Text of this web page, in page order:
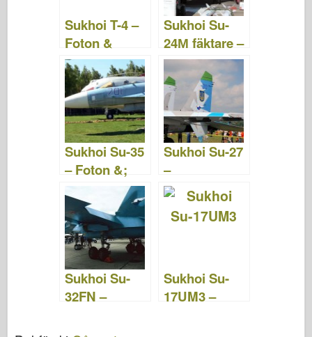
Sukhoi T-4 –
Foton &
Videor
Sukhoi Su-
24М fäktare –
Foton &;
Video
Sukhoi Su-35
– Foton &;
Video
Sukhoi Su-27
–
WalkAround
Sukhoi Su-
32FN –
Sukhoi Su-
17UM3 –